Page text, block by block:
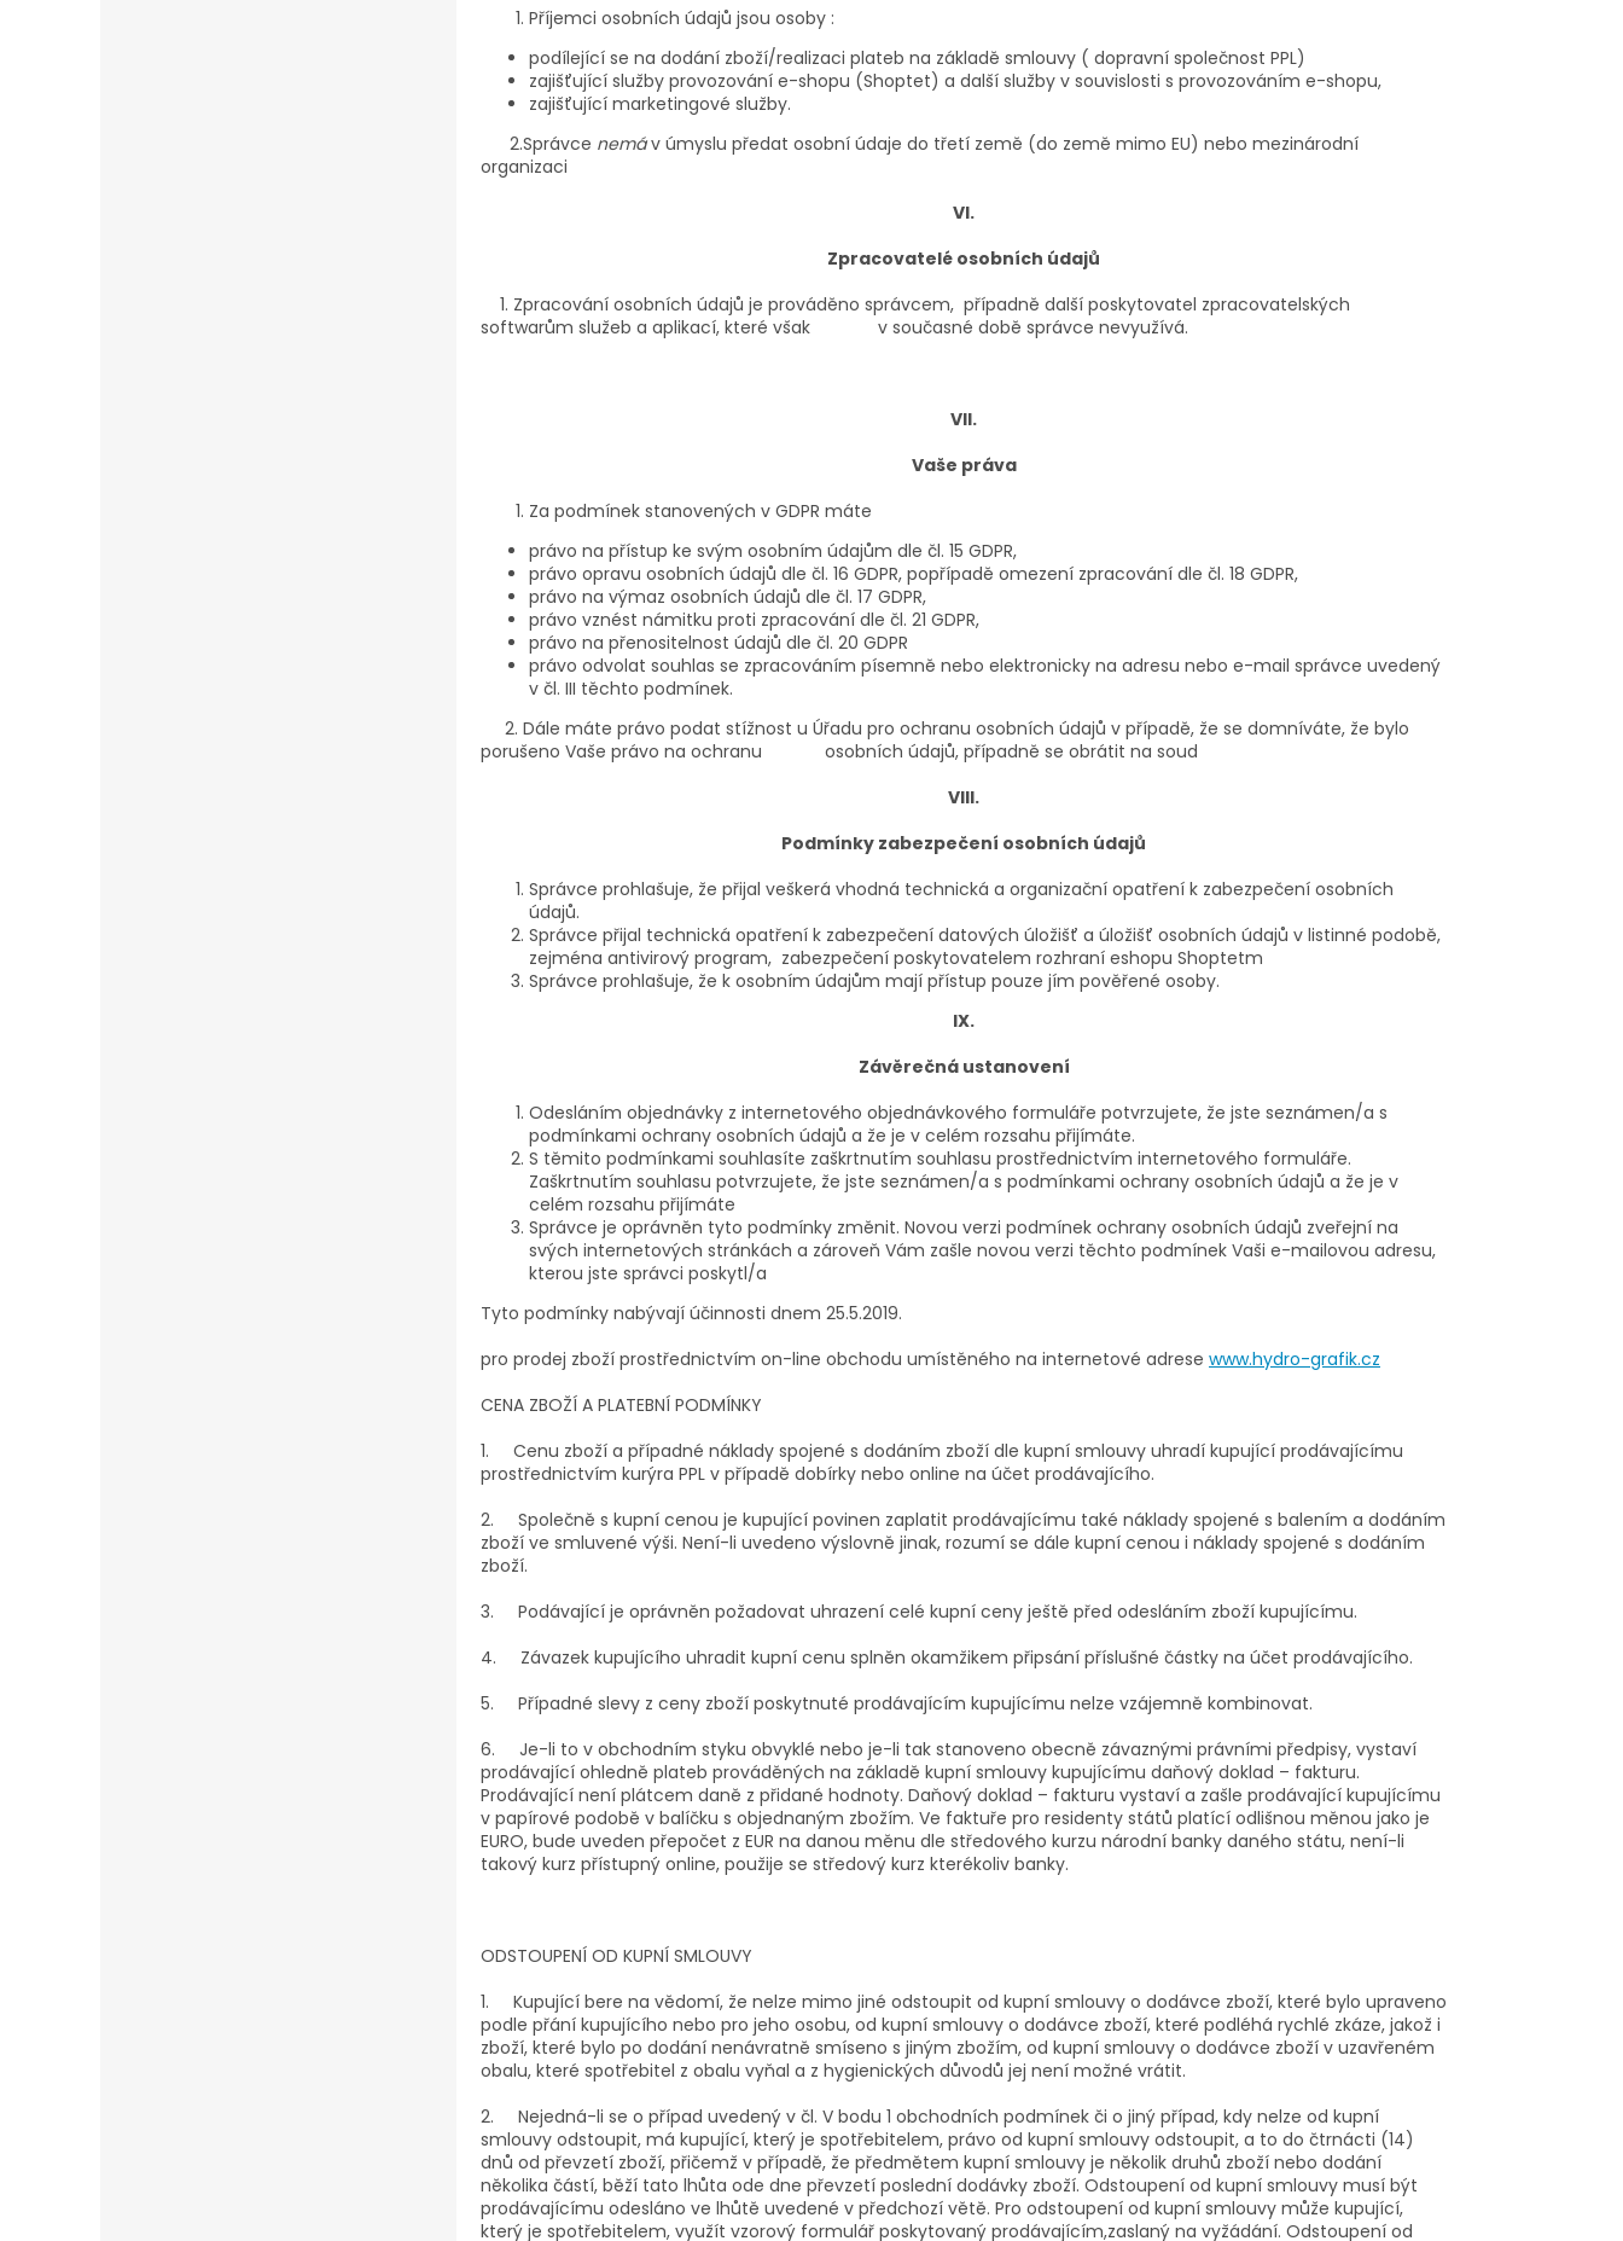
Příjemci osobních údajů jsou osoby :
podílející se na dodání zboží/realizaci plateb na základě smlouvy ( dopravní společnost PPL)
zajišťující služby provozování e-shopu (Shoptet) a další služby v souvislosti s provozováním e-shopu,
zajišťující marketingové služby.
2.Správce nemáv úmyslu předat osobní údaje do třetí země (do země mimo EU) nebo mezinárodní
organizaci
VI.
Zpracovatelé osobních údajů
1. Zpracování osobních údajů je prováděno správcem, případně další poskytovatel zpracovatelských
softwarům služeb a aplikací, které však v současné době správce nevyužívá.
VII.
Vaše práva
Za podmínek stanovených v GDPR máte
právo na přístup ke svým osobním údajům dle čl. 15 GDPR,
právo opravu osobních údajů dle čl. 16 GDPR, popřípadě omezení zpracování dle čl. 18 GDPR,
právo na výmaz osobních údajů dle čl. 17 GDPR,
právo vznést námitku proti zpracování dle čl. 21 GDPR,
právo na přenositelnost údajů dle čl. 20 GDPR
právo odvolat souhlas se zpracováním písemně nebo elektronicky na adresu nebo e-mail správce uvedený
v čl. III těchto podmínek.
2. Dále máte právo podat stížnost u Úřadu pro ochranu osobních údajů v případě, že se domníváte, že bylo
porušeno Vaše právo na ochranu osobních údajů, případně se obrátit na soud
VIII.
Podmínky zabezpečení osobních údajů
Správce prohlašuje, že přijal veškerá vhodná technická a organizační opatření k zabezpečení osobních
údajů.
Správce přijal technická opatření k zabezpečení datových úložišť a úložišť osobních údajů v listinné podobě,
zejména antivirový program, zabezpečení poskytovatelem rozhraní eshopu Shoptetm
Správce prohlašuje, že k osobním údajům mají přístup pouze jím pověřené osoby.
IX.
Závěrečná ustanovení
Odesláním objednávky z internetového objednávkového formuláře potvrzujete, že jste seznámen/a s
podmínkami ochrany osobních údajů a že je v celém rozsahu přijímáte.
S těmito podmínkami souhlasíte zaškrtnutím souhlasu prostřednictvím internetového formuláře.
Zaškrtnutím souhlasu potvrzujete, že jste seznámen/a s podmínkami ochrany osobních údajů a že je v
celém rozsahu přijímáte
Správce je oprávněn tyto podmínky změnit. Novou verzi podmínek ochrany osobních údajů zveřejní na
svých internetových stránkách a zároveň Vám zašle novou verzi těchto podmínek Vaši e-mailovou adresu,
kterou jste správci poskytl/a
Tyto podmínky nabývají účinnosti dnem 25.5.2019.
pro prodej zboží prostřednictvím on-line obchodu umístěného na internetové adrese www.hydro-grafik.cz
CENA ZBOŽÍ A PLATEBNÍ PODMÍNKY
1.
Cenu zboží a případné náklady spojené s dodáním zboží dle kupní smlouvy uhradí kupující prodávajícímu
prostřednictvím kurýra PPL v případě dobírky nebo online na účet prodávajícího.
2.
Společně s kupní cenou je kupující povinen zaplatit prodávajícímu také náklady spojené s balením a dodáním
zboží ve smluvené výši. Není-li uvedeno výslovně jinak, rozumí se dále kupní cenou i náklady spojené s dodáním
zboží.
3.
Podávající je oprávněn požadovat uhrazení celé kupní ceny ještě před odesláním zboží kupujícímu.
4.
Závazek kupujícího uhradit kupní cenu splněn okamžikem připsání příslušné částky na účet prodávajícího.
5.
Případné slevy z ceny zboží poskytnuté prodávajícím kupujícímu nelze vzájemně kombinovat.
6.
Je-li to v obchodním styku obvyklé nebo je-li tak stanoveno obecně závaznými právními předpisy, vystaví
prodávající ohledně plateb prováděných na základě kupní smlouvy kupujícímu daňový doklad – fakturu.
Prodávající není plátcem daně z přidané hodnoty. Daňový doklad – fakturu vystaví a zašle prodávající kupujícímu
v papírové podobě v balíčku s objednaným zbožím. Ve faktuře pro residenty států platící odlišnou měnou jako je
EURO, bude uveden přepočet z EUR na danou měnu dle středového kurzu národní banky daného státu, není-li
takový kurz přístupný online, použije se středový kurz kterékoliv banky.
ODSTOUPENÍ OD KUPNÍ SMLOUVY
1.
Kupující bere na vědomí, že nelze mimo jiné odstoupit od kupní smlouvy o dodávce zboží, které bylo upraveno
podle přání kupujícího nebo pro jeho osobu, od kupní smlouvy o dodávce zboží, které podléhá rychlé zkáze, jakož i
zboží, které bylo po dodání nenávratně smíseno s jiným zbožím, od kupní smlouvy o dodávce zboží v uzavřeném
obalu, které spotřebitel z obalu vyňal a z hygienických důvodů jej není možné vrátit.
2.
Nejedná-li se o případ uvedený v čl. V bodu 1 obchodních podmínek či o jiný případ, kdy nelze od kupní
smlouvy odstoupit, má kupující, který je spotřebitelem, právo od kupní smlouvy odstoupit, a to do čtrnácti (14)
dnů od převzetí zboží, přičemž v případě, že předmětem kupní smlouvy je několik druhů zboží nebo dodání
několika částí, běží tato lhůta ode dne převzetí poslední dodávky zboží. Odstoupení od kupní smlouvy musí být
prodávajícímu odesláno ve lhůtě uvedené v předchozí větě. Pro odstoupení od kupní smlouvy může kupující,
který je spotřebitelem, využít vzorový formulář poskytovaný prodávajícím,zaslaný na vyžádání. Odstoupení od